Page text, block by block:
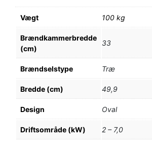
Vægt 100 kg
Brændkammerbredde
(cm)
33
Brændselstype Træ
Bredde (cm) 49,9
Design Oval
Driftsområde (kW) 2 – 7,0